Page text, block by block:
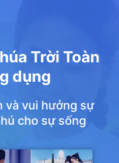
Trời Toàn
dụng
và vui hưởng sự
cho sự sống